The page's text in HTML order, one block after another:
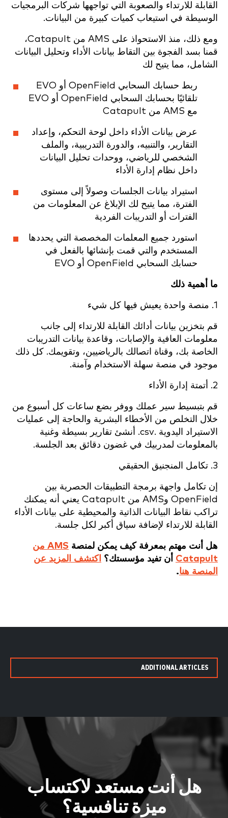
القابلة للارتداء والصعوبة التي تواجهها شركات البرمجيات
الوسيطة في استيعاب كميات كبيرة من البيانات.
ومع ذلك، منذ الاستحواذ على AMS من Catapult،
قمنا بسد الفجوة بين التقاط بيانات الأداء وتحليل البيانات
الشامل، مما يتيح لك
ربط حسابك السحابي OpenField أو EVO
تلقائيًا بحسابك السحابي OpenField أو EVO
مع AMS من Catapult
عرض بيانات الأداء داخل لوحة التحكم، وإعداد
التقارير، والتنبيه، والدورة التدريبية، والملف
الشخصي للرياضي، ووحدات تحليل البيانات
داخل نظام إدارة الأداء
استيراد بيانات الجلسات وصولاً إلى مستوى
الفترة، مما يتيح لك الإبلاغ عن المعلومات من
الفترات أو التدريبات الفردية
استورد جميع المعلمات المخصصة التي يحددها
المستخدم والتي قمت بإنشائها بالفعل في
حسابك السحابي OpenField أو EVO
ما أهمية ذلك
1. منصة واحدة يعيش فيها كل شيء
قم بتخزين بيانات أدائك القابلة للارتداء إلى جانب
معلومات العافية والإصابات، وقاعدة بيانات التدريبات
الخاصة بك، وقناة اتصالك بالرياضيين، وتقويمك. كل ذلك
موجود في منصة سهلة الاستخدام وآمنة.
2. أتمتة إدارة الأداء
قم بتبسيط سير عملك ووفر بضع ساعات كل أسبوع من
خلال التخلص من الأخطاء البشرية والحاجة إلى عمليات
الاستيراد اليدوية .csv. أنشئ تقارير بسيطة وغنية
بالمعلومات لمدربيك في غضون دقائق بعد الجلسة.
3. تكامل المنجنيق الحقيقي
إن تكامل واجهة برمجة التطبيقات الحصرية بين
OpenField وAMS من Catapult يعني أنه يمكنك
تراكب نقاط البيانات الذاتية والمحيطية على بيانات الأداء
القابلة للارتداء لإضافة سياق أكبر لكل جلسة.
هل أنت مهتم بمعرفة كيف يمكن لمنصة
AMS من
Catapult أن تفيد مؤسستك؟ اكتشف المزيد عن
المنصة هنا.
ADDITIONAL ARTICLES
هل أنت مستعد لاكتساب
ميزة تنافسية؟